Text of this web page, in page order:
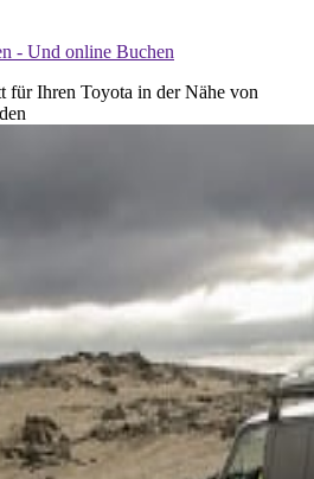
- Und online Buchen
für Ihren Toyota in der Nähe von